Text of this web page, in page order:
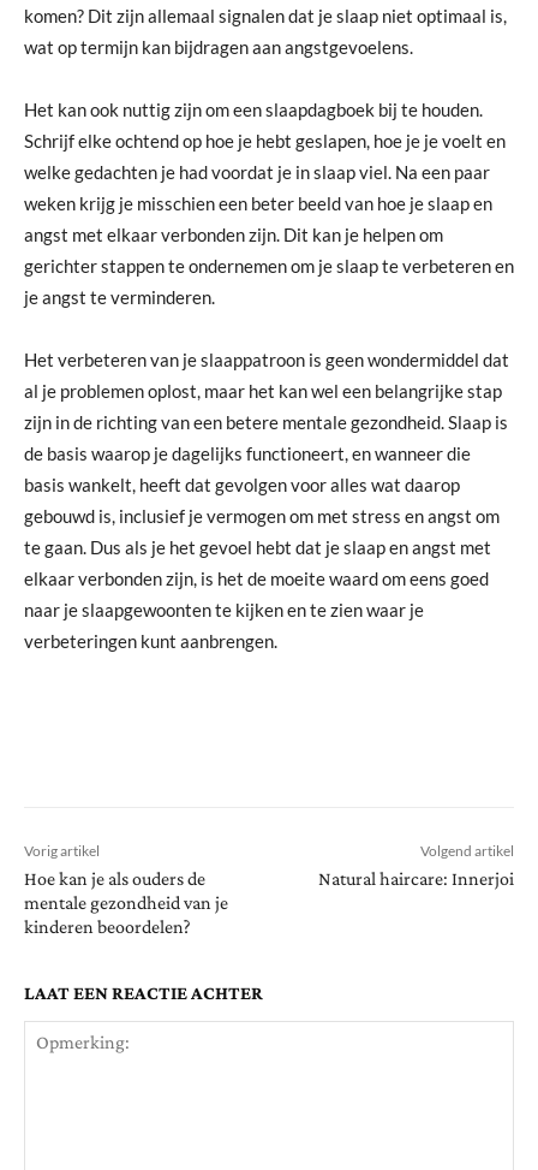
komen? Dit zijn allemaal signalen dat je slaap niet optimaal is,
wat op termijn kan bijdragen aan angstgevoelens.
Het kan ook nuttig zijn om een slaapdagboek bij te houden.
Schrijf elke ochtend op hoe je hebt geslapen, hoe je je voelt en
welke gedachten je had voordat je in slaap viel. Na een paar
weken krijg je misschien een beter beeld van hoe je slaap en
angst met elkaar verbonden zijn. Dit kan je helpen om
gerichter stappen te ondernemen om je slaap te verbeteren en
je angst te verminderen.
Het verbeteren van je slaappatroon is geen wondermiddel dat
al je problemen oplost, maar het kan wel een belangrijke stap
zijn in de richting van een betere mentale gezondheid. Slaap is
de basis waarop je dagelijks functioneert, en wanneer die
basis wankelt, heeft dat gevolgen voor alles wat daarop
gebouwd is, inclusief je vermogen om met stress en angst om
te gaan. Dus als je het gevoel hebt dat je slaap en angst met
elkaar verbonden zijn, is het de moeite waard om eens goed
naar je slaapgewoonten te kijken en te zien waar je
verbeteringen kunt aanbrengen.
Vorig artikel
Hoe kan je als ouders de
mentale gezondheid van je
kinderen beoordelen?
Volgend artikel
Natural haircare: Innerjoi
LAAT EEN REACTIE ACHTER